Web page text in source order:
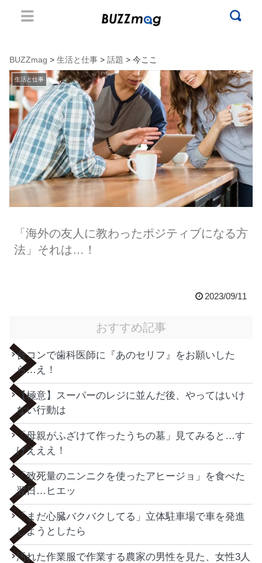
BUZZmag > 生活と仕事 > 話題 > 今ここ
生活と仕事
「海外の友人に教わったポジティブになる方
法」それは…！
2023/09/11
おすすめ記事
合コンで歯科医師に『あのセリフ』をお願いした
ら…え！
【極意】スーパーのレジに並んだ後、やってはいけ
ない行動は
「母親がふざけて作ったうちの墓」見てみると…す
げえええ！
「致死量のニンニクを使ったアヒージョ」を食べた
翌日…ヒエッ
「まだ心臓バクバクしてる」立体駐車場で車を発進
しようとしたら
汚れた作業服で作業する農家の男性を見た、女性3人